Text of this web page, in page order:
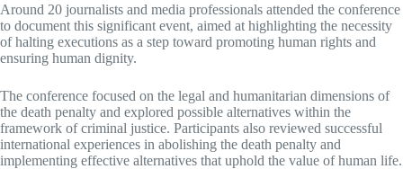
Around 20 journalists and media professionals attended the conference
to document this significant event, aimed at highlighting the necessity
of halting executions as a step toward promoting human rights and
ensuring human dignity.
The conference focused on the legal and humanitarian dimensions of
the death penalty and explored possible alternatives within the
framework of criminal justice. Participants also reviewed successful
international experiences in abolishing the death penalty and
implementing effective alternatives that uphold the value of human life.